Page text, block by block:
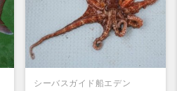
シーバスガイド船エデン